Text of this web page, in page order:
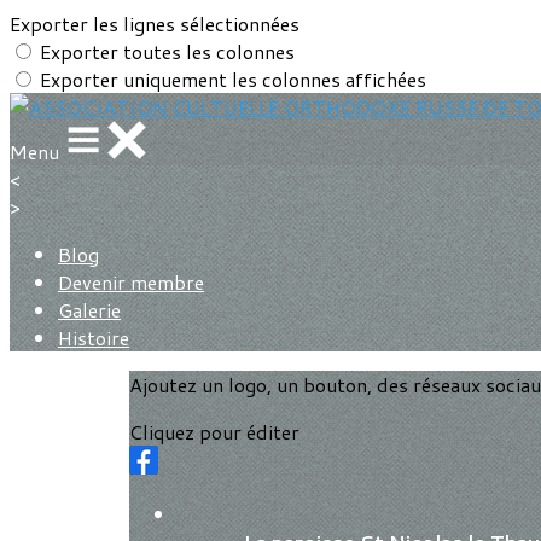
Exporter les lignes sélectionnées
Exporter toutes les colonnes
Exporter uniquement les colonnes affichées
Menu
<
>
Blog
Devenir membre
Galerie
Histoire
Ajoutez un logo, un bouton, des réseaux
Cliquez pour éditer